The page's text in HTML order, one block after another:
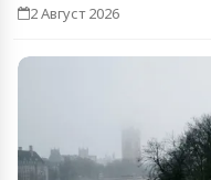
2 Август 2026